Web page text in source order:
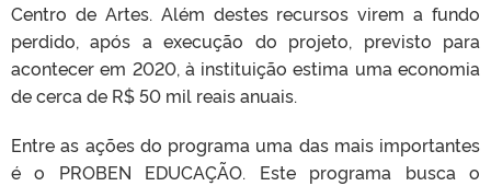
Centro de Artes. Além destes recursos virem a fundo
perdido, após a execução do projeto, previsto para
acontecer em 2020, à instituição estima uma economia
de cerca de R$ 50 mil reais anuais.
Entre as ações do programa uma das mais importantes
é o PROBEN EDUCAÇÃO. Este programa busca o